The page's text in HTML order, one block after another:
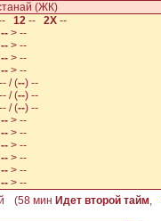
(ЖК)
12 -- 2Х --
-- > --
-- > --
-- > --
-- > --
/ (--) --
/ (--) --
/ (--) --
-- > --
-- > --
-- > --
-- > --
-- > --
-- > --
(58 мин Идет второй тайм,